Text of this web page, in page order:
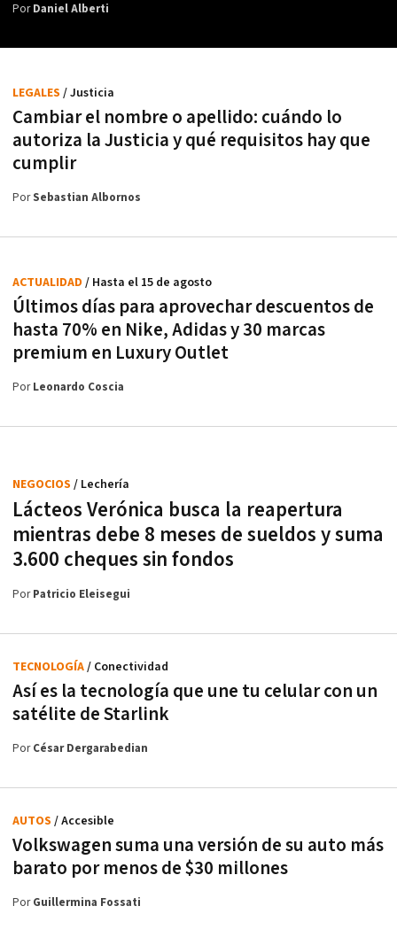
PorDaniel Alberti
Cambiar el nombre o apellido: cuándo lo
autoriza la Justicia y qué requisitos hay que
cumplir
LEGALES / Justicia
PorSebastian Albornos
Últimos días para aprovechar descuentos de
hasta 70% en Nike, Adidas y 30 marcas
premium en Luxury Outlet
ACTUALIDAD / Hasta el 15 de agosto
PorLeonardo Coscia
Lácteos Verónica busca la reapertura
mientras debe 8 meses de sueldos y suma
3.600 cheques sin fondos
NEGOCIOS / Lechería
PorPatricio Eleisegui
Así es la tecnología que une tu celular con un
satélite de Starlink
TECNOLOGÍA/ Conectividad
PorCésar Dergarabedian
Volkswagen suma una versión de su auto más
barato por menos de $30 millones
AUTOS / Accesible
PorGuillermina Fossati